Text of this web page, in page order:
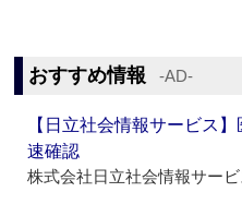
おすすめ情報 ‐AD‐
【日立社会情報サービス
速確認
株式会社日立社会情報サービ